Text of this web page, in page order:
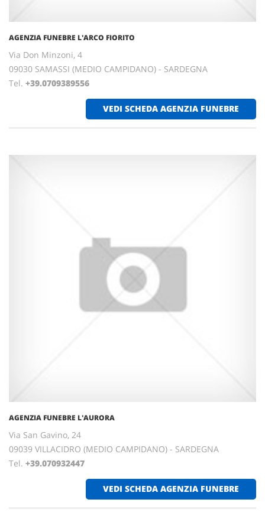
AGENZIA FUNEBRE L'ARCO FIORITO
Via Don Minzoni, 4
09030 SAMASSI (MEDIO CAMPIDANO) - SARDEGNA
Tel. +39.0709389556
VEDI SCHEDA AGENZIA FUNEBRE
AGENZIA FUNEBRE L'AURORA
Via San Gavino, 24
09039 VILLACIDRO (MEDIO CAMPIDANO) - SARDEGNA
Tel. +39.070932447
VEDI SCHEDA AGENZIA FUNEBRE